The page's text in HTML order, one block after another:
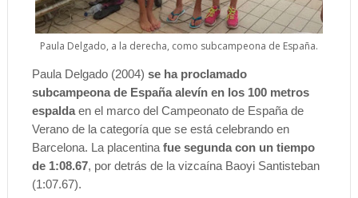
Paula Delgado, a la derecha, como subcampeona de España.
Paula Delgado (2004) se ha proclamado
subcampeona de España alevín en los 100 metros
espaldaen el marco del Campeonato de España de
Verano de la categoría que se está celebrando en
Barcelona. La placentina fue segunda con un tiempo
de 1:08.67, por detrás de la vizcaína Baoyi Santisteban
(1:07.67).